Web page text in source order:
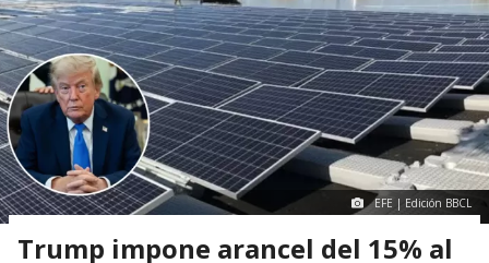
EFE | Edición BBCL
Trump impone arancel del 15% al